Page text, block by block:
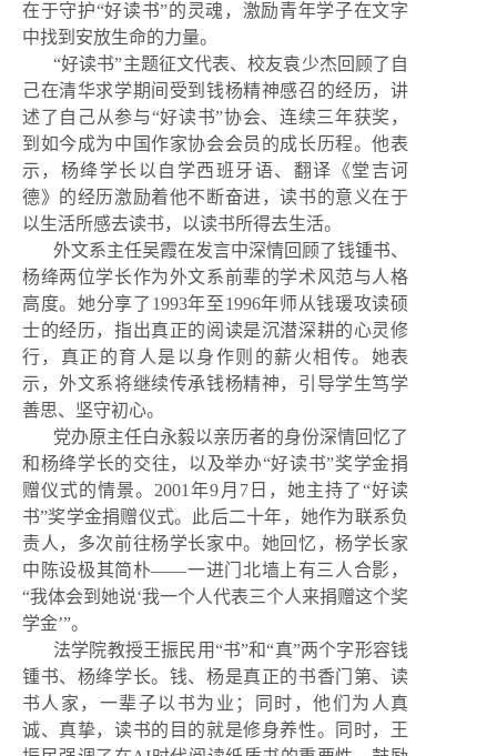
在于守护“好读书”的灵魂，激励青年学子在文字
中找到安放生命的力量。
“好读书”主题征文代表、校友袁少杰回顾了自
己在清华求学期间受到钱杨精神感召的经历，讲
述了自己从参与“好读书”协会、连续三年获奖，
到如今成为中国作家协会会员的成长历程。他表
示，杨绛学长以自学西班牙语、翻译《堂吉诃
德》的经历激励着他不断奋进，读书的意义在于
以生活所感去读书，以读书所得去生活。
外文系主任吴霞在发言中深情回顾了钱锺书、
杨绛两位学长作为外文系前辈的学术风范与人格
高度。她分享了1993年至1996年师从钱瑗攻读硕
士的经历，指出真正的阅读是沉潜深耕的心灵修
行，真正的育人是以身作则的薪火相传。她表
示，外文系将继续传承钱杨精神，引导学生笃学
善思、坚守初心。
党办原主任白永毅以亲历者的身份深情回忆了
和杨绛学长的交往，以及举办“好读书”奖学金捐
赠仪式的情景。2001年9月7日，她主持了“好读
书”奖学金捐赠仪式。此后二十年，她作为联系负
责人，多次前往杨学长家中。她回忆，杨学长家
中陈设极其简朴——一进门北墙上有三人合影，
“我体会到她说‘我一个人代表三个人来捐赠这个奖
学金’”。
法学院教授王振民用“书”和“真”两个字形容钱
锺书、杨绛学长。钱、杨是真正的书香门第、读
书人家，一辈子以书为业；同时，他们为人真
诚、真挚，读书的目的就是修身养性。同时，王